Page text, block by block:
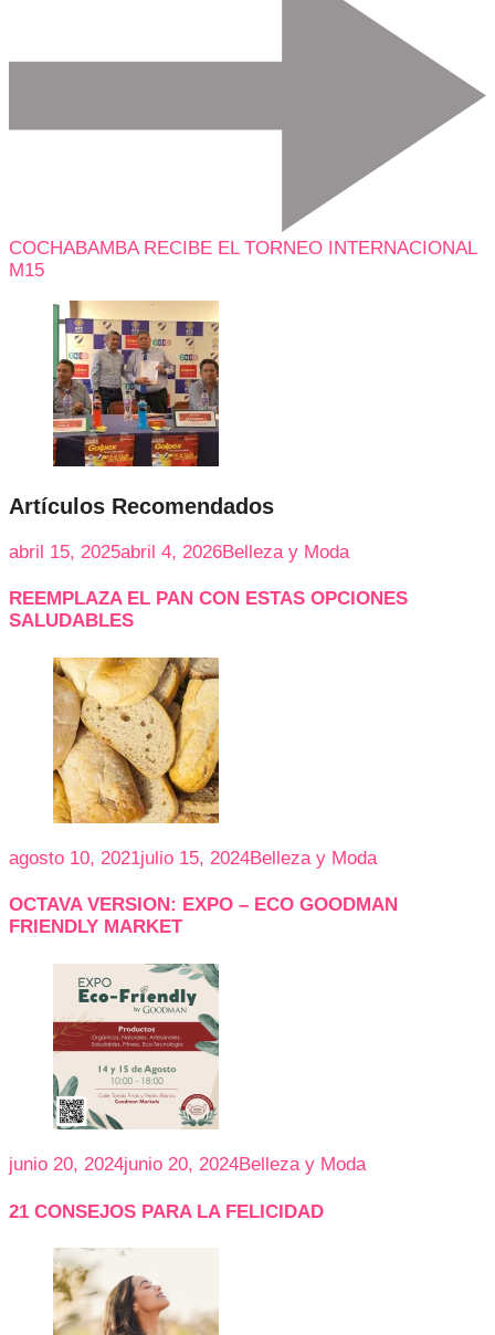
COCHABAMBA RECIBE EL TORNEO INTERNACIONAL
M15
Artículos Recomendados
abril 15, 2025abril 4, 2026Belleza y Moda
REEMPLAZA EL PAN CON ESTAS OPCIONES
SALUDABLES
agosto 10, 2021julio 15, 2024Belleza y Moda
OCTAVA VERSION: EXPO – ECO GOODMAN
FRIENDLY MARKET
junio 20, 2024junio 20, 2024Belleza y Moda
21 CONSEJOS PARA LA FELICIDAD